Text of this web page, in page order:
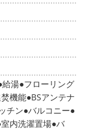
給湯 フローリング
機能 BSアンテナ
チン バルコニー
室内洗濯置場 バ